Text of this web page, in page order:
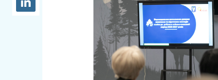
Проєкти розпоряджень, що
перебувають на погодженні
КМВА
заклади
Дороги,
парковки